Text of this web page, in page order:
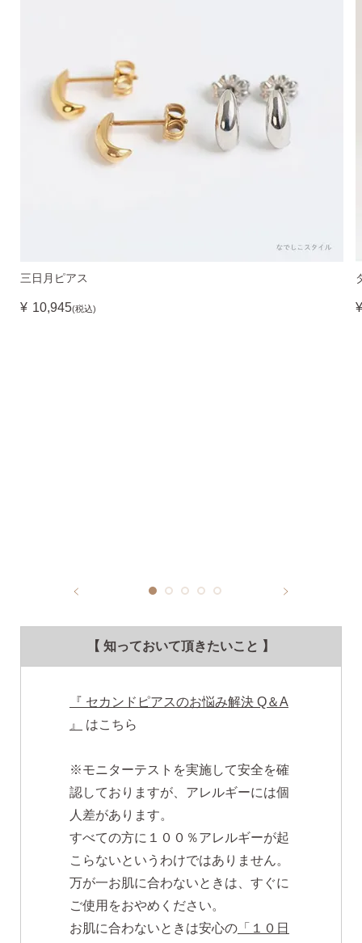
三日月ピアス
¥ 10,945(税込) ¥
【 知っておいて頂きたいこと 】
『 セカンドピアスのお悩み解決 Q＆A
』
はこちら
※モニターテストを実施して安全を確
認しておりますが、アレルギーには個
人差があります。
すべての方に１００％アレルギーが起
こらないというわけではありません。
万が一お肌に合わないときは、すぐに
ご使用をおやめください。
お肌に合わないときは安心の 「１０日